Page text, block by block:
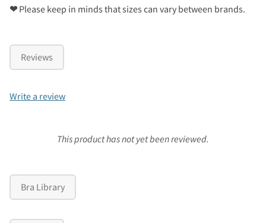
❤Please keep in minds that sizes can vary between brands.
Reviews
Write a review
This product has not yet been reviewed.
Bra Library